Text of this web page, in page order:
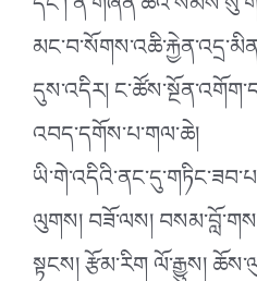
དུས་འདིར།
འབད་དགོས་པ་གལ་ཆེ།
ལུགས། བཟོ་ལས།